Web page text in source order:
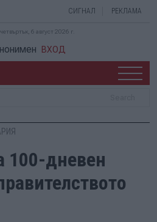
СИГНАЛ РЕКЛАМА
6 август 2026 г.
ВХОД
100-дневен